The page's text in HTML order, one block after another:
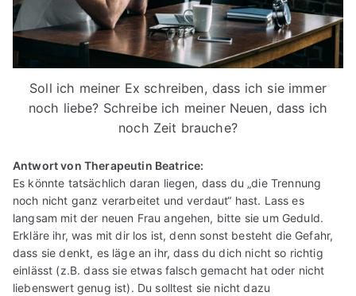
Soll ich meiner Ex schreiben, dass ich sie immer
noch liebe? Schreibe ich meiner Neuen, dass ich
noch Zeit brauche?
Antwort von Therapeutin Beatrice:
Es könnte tatsächlich daran liegen, dass du „die Trennung
noch nicht ganz verarbeitet und verdaut“ hast. Lass es
langsam mit der neuen Frau angehen, bitte sie um Geduld.
Erkläre ihr, was mit dir los ist, denn sonst besteht die Gefahr,
dass sie denkt, es läge an ihr, dass du dich nicht so richtig
einlässt (z.B. dass sie etwas falsch gemacht hat oder nicht
liebenswert genug ist). Du solltest sie nicht dazu